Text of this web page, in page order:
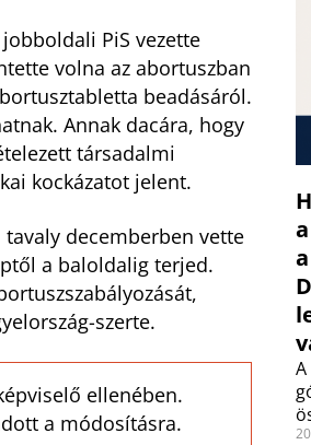
PiS vezette
volna az abortuszban
beadásáról.
Annak dacára, hogy
társadalmi
kockázatot jelent.
tavaly decemberben vette
a baloldalig terjed.
szerte.
ellenében.
a módosításra.